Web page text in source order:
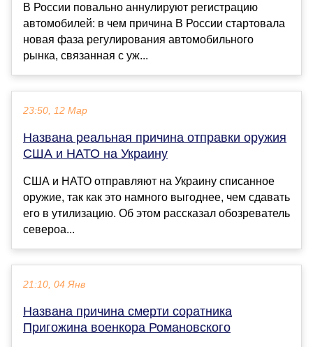
В России повально аннулируют регистрацию
автомобилей: в чем причина В России стартовала
новая фаза регулирования автомобильного
рынка, связанная с уж...
23:50, 12 Мар
Названа реальная причина отправки оружия
США и НАТО на Украину
США и НАТО отправляют на Украину списанное
оружие, так как это намного выгоднее, чем сдавать
его в утилизацию. Об этом рассказал обозреватель
североа...
21:10, 04 Янв
Названа причина смерти соратника
Пригожина военкора Романовского